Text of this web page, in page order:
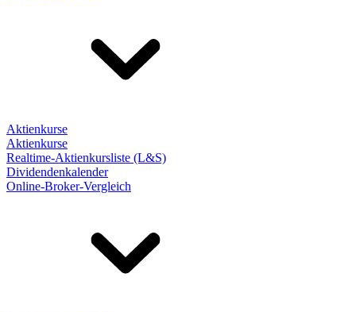
Aktienkurse
Aktienkurse
Realtime-Aktienkursliste (L&S)
Dividendenkalender
Online-Broker-Vergleich